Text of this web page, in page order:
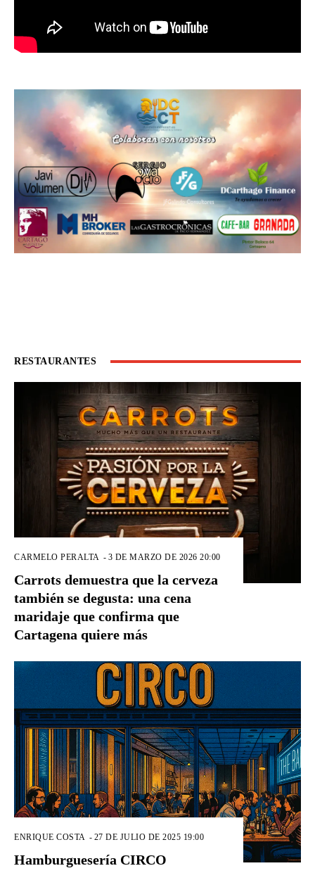
RESTAURANTES
CARMELO PERALTA - 3 DE MARZO DE 2026 20:00
Carrots demuestra que la cerveza
también se degusta: una cena
maridaje que confirma que
Cartagena quiere más
ENRIQUE COSTA - 27 DE JULIO DE 2025 19:00
Hamburguesería CIRCO